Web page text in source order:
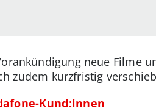
neue Filme
zudem kurzfristig
Kund:innen